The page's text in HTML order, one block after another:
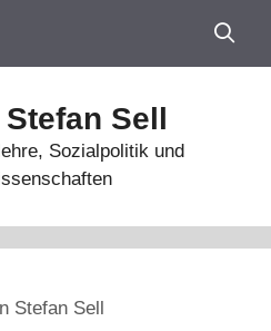
Sell
Sozialpolitik und
Stefan Sell